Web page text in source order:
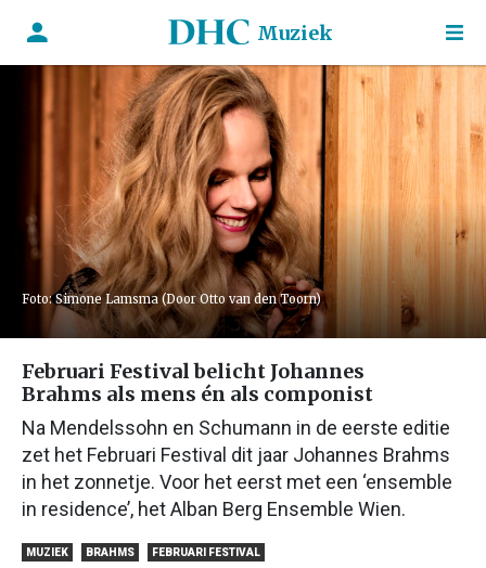
Muziek
Foto: Simone Lamsma (Door Otto van den Toorn)
Februari Festival belicht Johannes
Brahms als mens én als componist
Na Mendelssohn en Schumann in de eerste editie
zet het Februari Festival dit jaar Johannes Brahms
in het zonnetje. Voor het eerst met een ‘ensemble
in residence’, het Alban Berg Ensemble Wien.
MUZIEK BRAHMS FEBRUARI FESTIVAL